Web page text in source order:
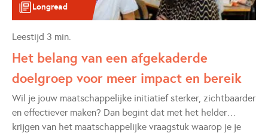
Het belang van een afgekaderde
doelgroep voor meer impact en bereik
Wil je jouw maatschappelijke initiatief sterker, zichtbaarder
en effectiever maken? Dan begint dat met het helder
krijgen van het maatschappelijke vraagstuk waarop je je
Leestijd 3 min.
Longread